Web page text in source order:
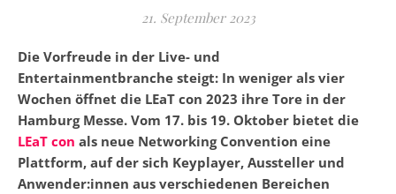
21. September 2023
Die Vorfreude in der Live- und
Entertainmentbranche steigt: In weniger als vier
Wochen öffnet die LEaT con 2023 ihre Tore in der
Hamburg Messe. Vom 17. bis 19. Oktober bietet die
LEaT con als neue Networking Convention eine
Plattform, auf der sich Keyplayer, Aussteller und
Anwender:innen aus verschiedenen Bereichen